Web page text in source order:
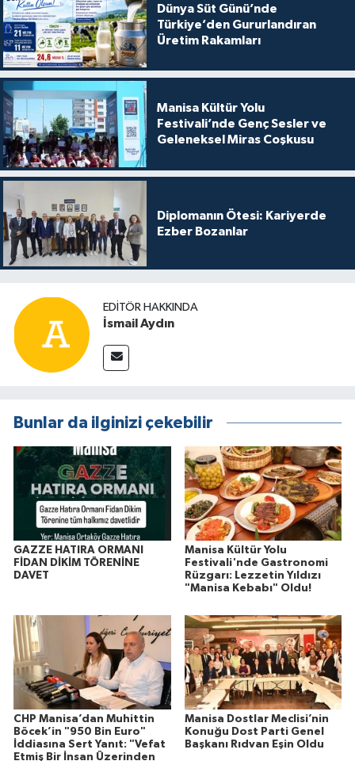
Dünya Süt Günü’nde
Türkiye’den Gururlandıran
Üretim Rakamları
Manisa Kültür Yolu
Festivali’nde Genç Sesler ve
Geleneksel Miras Coşkusu
Diplomanın Ötesi: Kariyerde
Ezber Bozanlar
EDITÖR HAKKINDA
İsmail Aydın
Bunlar da ilginizi çekebilir
GAZZE HATIRA ORMANI
FİDAN DİKİM TÖRENİNE
DAVET
Manisa Kültür Yolu
Festivali'nde Gastronomi
Rüzgarı: Lezzetin Yıldızı
"Manisa Kebabı" Oldu!
CHP Manisa’dan Muhittin
Böcek’in "950 Bin Euro"
İddiasına Sert Yanıt: "Vefat
Etmiş Bir İnsan Üzerinden
Manisa Dostlar Meclisi’nin
Konuğu Dost Parti Genel
Başkanı Rıdvan Eşin Oldu